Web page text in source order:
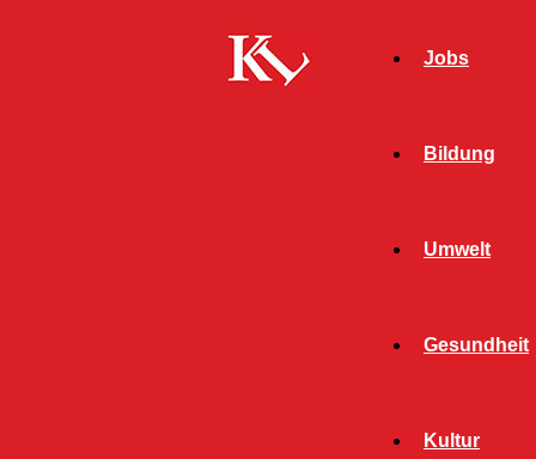
Jobs
Bildung
Umwelt
Gesundheit
Kultur
Jugendliche entfachen Lagerfeuer auf